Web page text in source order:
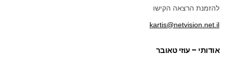
להזמנת הרצאה הקישו
kartis@netvision.net.il
אודותי – עוזי טאובר